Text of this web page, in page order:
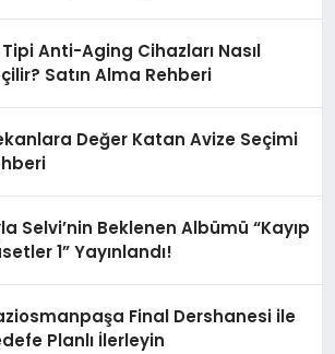
Tipi Anti-Aging Cihazları Nasıl
Satın Alma Rehberi
Değer Katan Avize Seçimi
Selvi’nin Beklenen Albümü “Kayıp
1” Yayınlandı!
Final Dershanesi ile
Planlı İlerleyin